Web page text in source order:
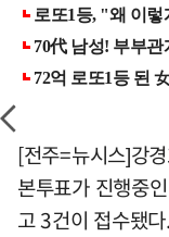
[전주=뉴시스]강
본투표가 진행중
고 3건이 접수됐다.